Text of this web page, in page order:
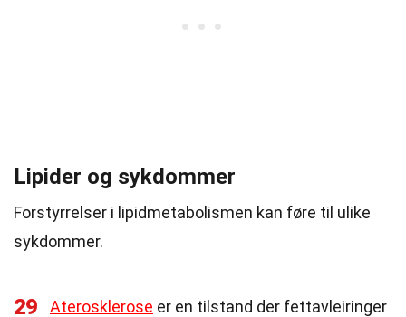
Lipider og sykdommer
Forstyrrelser i lipidmetabolismen kan føre til ulike
sykdommer.
29 Aterosklerose er en tilstand der fettavleiringer